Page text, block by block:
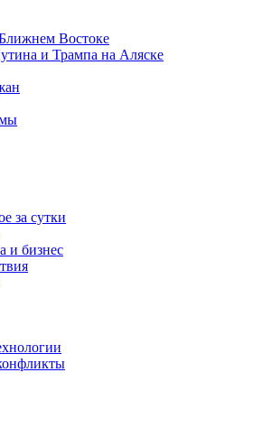
Востоке
и Трампа на Аляске
за сутки
и бизнес